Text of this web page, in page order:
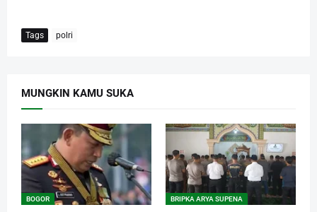
Tags polri
MUNGKIN KAMU SUKA
BOGOR BRIPKA ARYA SUPENA